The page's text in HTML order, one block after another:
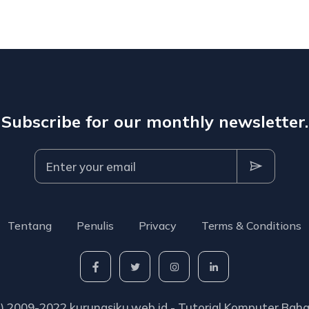
Subscribe for our monthly newsletter.
Tentang Penulis Privacy Terms & Conditions